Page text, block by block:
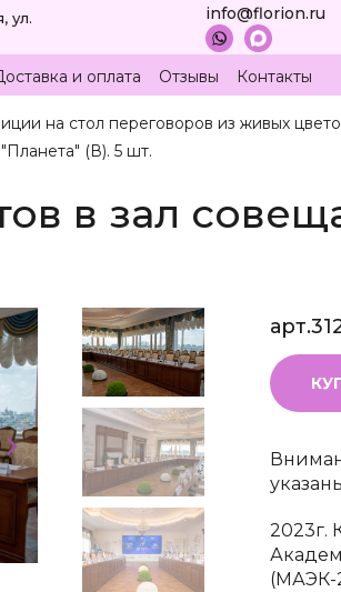
ул.
info@florion.ru
и оплата Отзывы Контакты
на стол переговоров из живых
(В). 5 шт.
в зал
арт.
2023г.
(МАЭК-